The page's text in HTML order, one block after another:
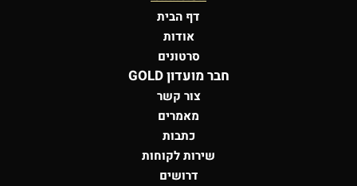
דף הבית
אודות
סרטונים
חבר מועדון GOLD
צור קשר
מאמרים
כתבות
שירות לקוחות
דרושים